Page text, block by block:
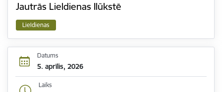
Jautrās Lieldienas Ilūkstē
Lieldienas
Datums
5. aprīlis, 2026
Laiks